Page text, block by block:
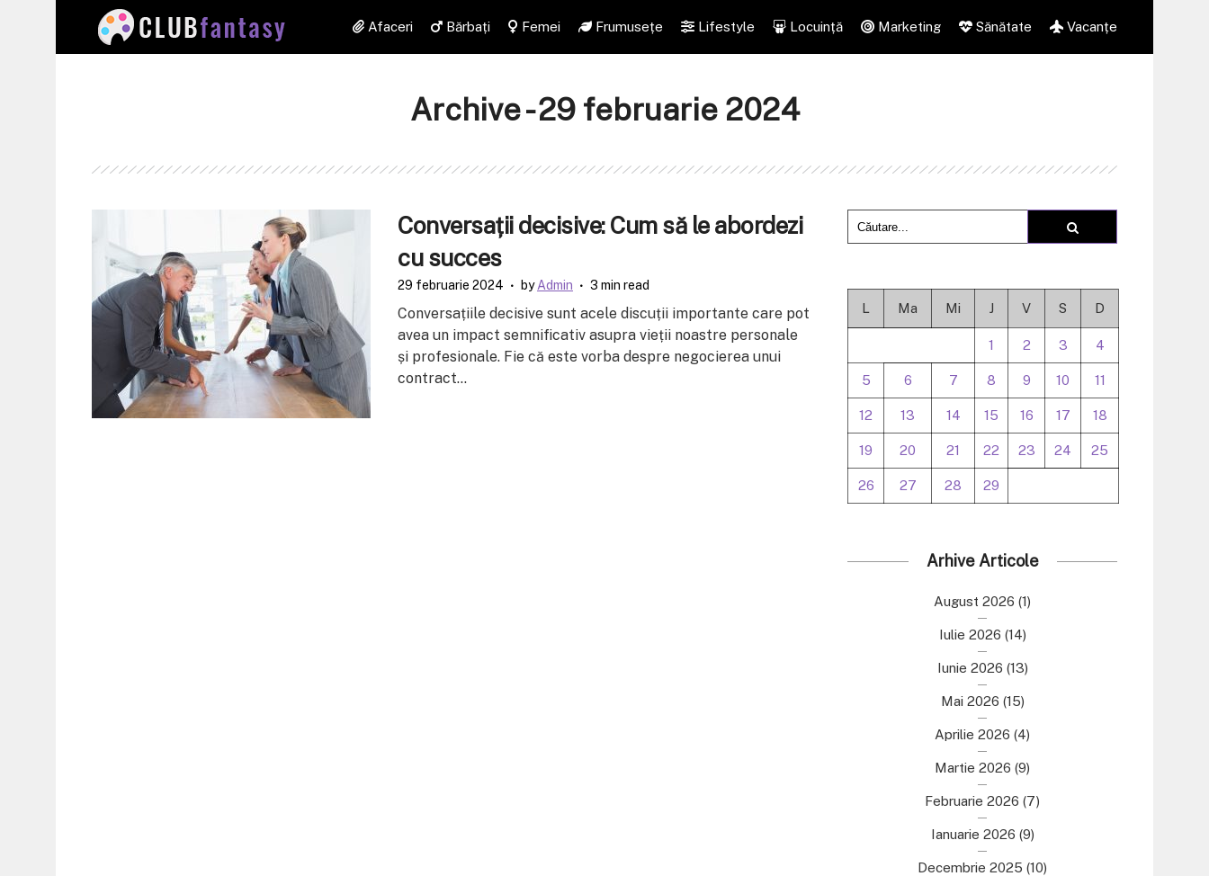
Afaceri Bărbați Femei Frumusețe Lifestyle Locuință Marketing Sănătate Vacanțe
Archive - 29 februarie 2024
Conversații decisive: Cum să le abordezi
cu succes
29 februarie 2024 byAdmin 3 min read
Conversațiile decisive sunt acele discuții importante care pot
avea un impact semnificativ asupra vieții noastre personale
și profesionale. Fie că este vorba despre negocierea unui
contract...
L Ma Mi J V S D
1 2 3 4
5 6 7 8 9 10 11
12 13 14 15 16 17 18
19 20 21 22 23 24 25
26 27 28 29
Arhive Articole
August 2026 (1)
Iulie 2026 (14)
Iunie 2026 (13)
Mai 2026 (15)
Aprilie 2026 (4)
Martie 2026 (9)
Februarie 2026 (7)
Ianuarie 2026 (9)
Decembrie 2025 (10)